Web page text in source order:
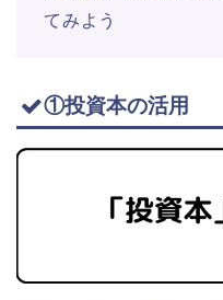
てみよう
①投資本の活用